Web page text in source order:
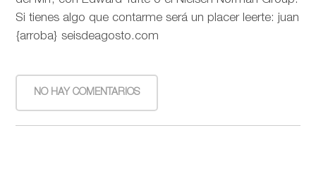
Si tienes algo que contarme será un placer leerte: juan
{arroba} seisdeagosto.com
NO HAY COMENTARIOS